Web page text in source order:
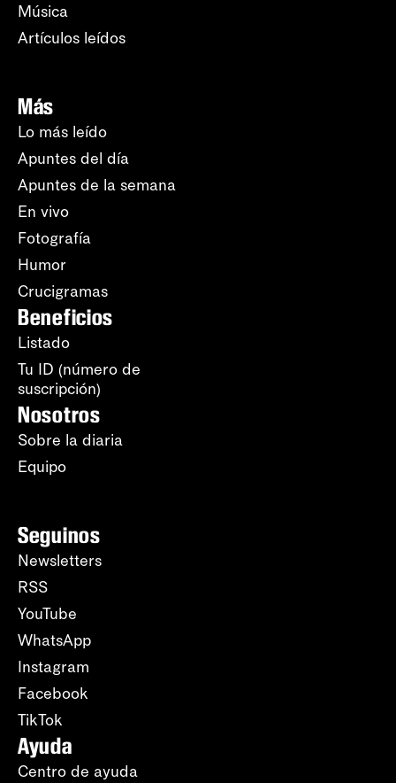
Música
Artículos leídos
Más
Lo más leído
Apuntes del día
Apuntes de la semana
En vivo
Fotografía
Humor
Crucigramas
Beneficios
Listado
Tu ID (número de
suscripción)
Nosotros
Sobre la diaria
Equipo
Seguinos
Newsletters
RSS
YouTube
WhatsApp
Instagram
Facebook
TikTok
Ayuda
Centro de ayuda